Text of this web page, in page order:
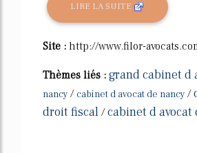
LIRE LA SUITE
Site : http://www.filor-
Thèmes liés : grand cabinet d
nancy / cabinet d avocat de nancy /
droit fiscal /cabinet d